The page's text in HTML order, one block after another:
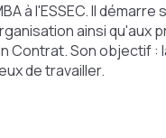
à l'ESSEC. Il
ainsi qu'aux
Contrat. Son objectif
de travailler.